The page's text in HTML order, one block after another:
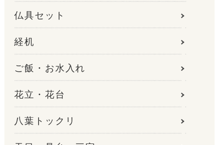
仏具セット
経机
ご飯・お水入れ
花立・花台
八葉トックリ